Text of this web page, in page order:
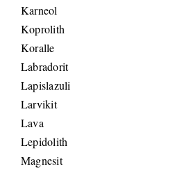
Karneol
Koprolith
Koralle
Labradorit
Lapislazuli
Larvikit
Lava
Lepidolith
Magnesit